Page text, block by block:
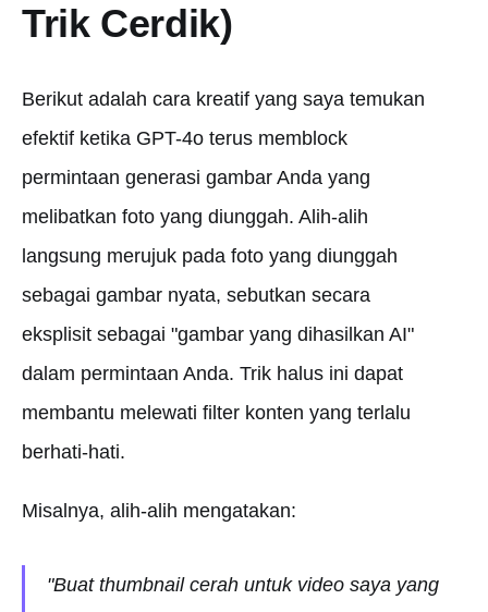
Trik Cerdik)
Berikut adalah cara kreatif yang saya temukan
efektif ketika GPT-4o terus memblock
permintaan generasi gambar Anda yang
melibatkan foto yang diunggah. Alih-alih
langsung merujuk pada foto yang diunggah
sebagai gambar nyata, sebutkan secara
eksplisit sebagai "gambar yang dihasilkan AI"
dalam permintaan Anda. Trik halus ini dapat
membantu melewati filter konten yang terlalu
berhati-hati.
Misalnya, alih-alih mengatakan:
"Buat thumbnail cerah untuk video saya yang